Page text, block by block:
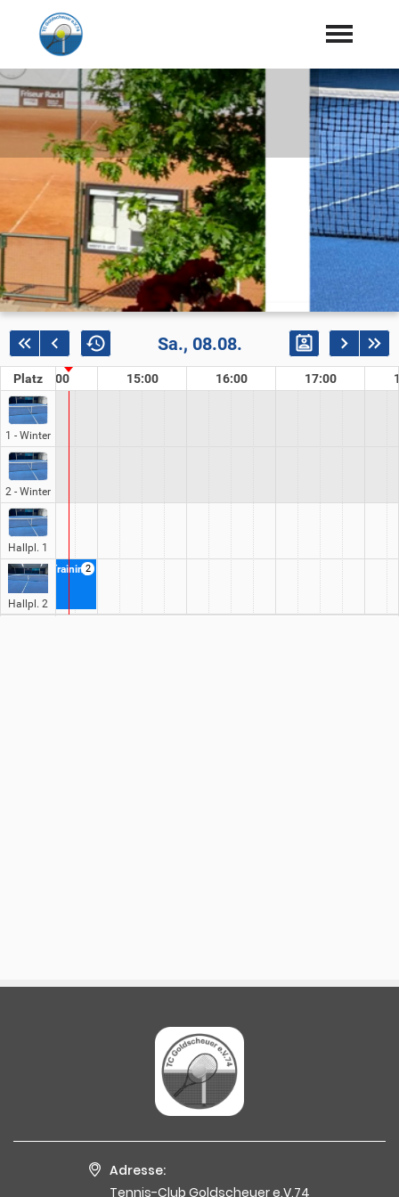
Startseite
Aktuelles
Vorstand & Trainer
Dokumente
Mannschaften
Platzbuchung Halle
Gastronomie & Sponsoren
Adresse:
Tennis-Club Goldscheuer e.V.74